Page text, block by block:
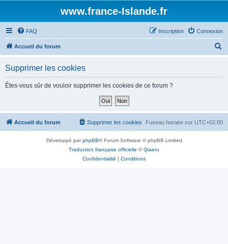
www.france-Islande.fr
FAQ Connexion
Inscription
Accueil du forum
h
Supprimer les cookies
Êtes-vous sûr de vouloir supprimer les cookies de ce forum ?
Accueil du forum Fuseau horaire sur UTC+02:00
Supprimer les cookies
Développé parphpBB® Forum Software © phpBB Limited
Traduction française officielle ©Qiaeru
Confidentialité | Conditions